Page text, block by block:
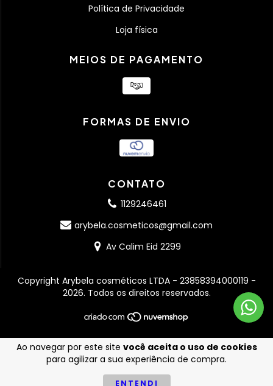
Ao navegar por este site você aceita o uso de cookies
para agilizar a sua experiência de compra.
ENTENDI
Política de Privacidade
Loja física
MEIOS DE PAGAMENTO
FORMAS DE ENVIO
CONTATO
1129246461
arybela.cosmeticos@gmail.com
Av Calim Eid 2299
Copyright Arybela cosméticos LTDA - 23858394000119 -
2026. Todos os direitos reservados.